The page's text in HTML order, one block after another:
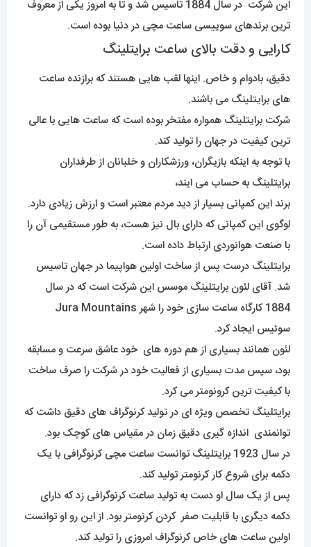
این شرکت در سال 1884 تاسیس شد و تا به امروز یکی از معروف
ترین برندهای سوییسی ساعت مچی در دنیا بوده است.
کارایی و دقت بالای ساعت برایتلینگ
دقیق، بادوام و خاص. اینها لقب هایی هستند که برازنده ساعت
های برایتلینگ می باشند.
شرکت برایتلینگ همواره مفتخر بوده است که ساعت هایی با عالی
ترین کیفیت در جهان را تولید کند.
با توجه به اینکه بازیگران، ورزشکاران و خلبانان از طرفداران
برایتلینگ به حساب می ایند،
برند این کمپانی بسیار از دید مردم معتبر است و ارزش زیادی دارد.
لوگوی این کمپانی که دارای بال نیز هست، به طور مستقیمی آن را
با صنعت هوانوردی ارتباط داده است.
برایتلینگ درست پس از ساخت اولین هواپیما در جهان تاسیس
شد. آقای لئون برایتلینگ موسس این شرکت است که در سال
1884 کارگاه ساعت سازی خود را شهر Jura Mountains
سوئیس ایجاد کرد.
لئون همانند بسیاری از هم دوره های خود عاشق سرعت و مسابقه
بود، سپس مدت بسیاری از فعالیت خود در شرکت را صرف ساخت
با کیفیت ترین کرونومتر می کرد.
برایتلینگ تخصص ویژه ای در تولید کرنوگراف های دقیق داشت که
توانمندی اندازه گیری دقیق زمان در مقیاس های کوچک بود.
در سال 1923 برایتلینگ توانست ساعت مچی کرنوگرافی با یک
دکمه برای شروع کار کرنومتر تولید کند.
پس از یک سال او دست به تولید ساعت کرنوگرافی زد که دارای
دکمه دیگری با قابلیت صفر کردن کرنومتر بود. از این رو او توانست
اولین ساعت های خاص کرنوگراف امروزی را تولید کند.